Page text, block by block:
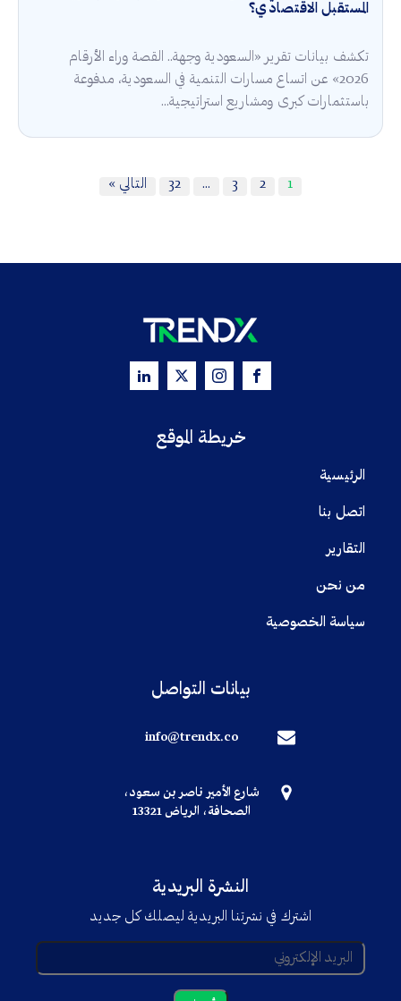
المستقبل الاقتصادي؟
تكشف بيانات تقرير «السعودية وجهة.. القصة وراء الأرقام
2026» عن اتساع مسارات التنمية في السعودية، مدفوعة
باستثمارات كبرى ومشاريع استراتيجية...
1
2
3
…
32 التالي »
خريطة الموقع
الرئيسية
اتصل بنا
التقارير
من نحن
سياسة الخصوصية
بيانات التواصل
info@trendx.co
شارع الأمير ناصر بن سعود،
الصحافة، الرياض 13321
النشرة البريدية
اشترك في نشرتنا البريدية ليصلك كل جديد